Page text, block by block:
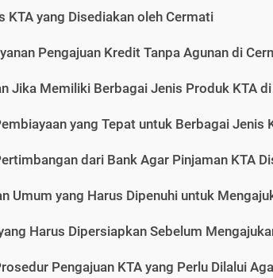
KTA yang Disediakan oleh Cermati
Pengajuan Kredit Tanpa Agunan di
Jika Memiliki Berbagai Jenis Produk KTA
yang Tepat untuk Berbagai Jenis
dari Bank Agar Pinjaman KTA
Umum yang Harus Dipenuhi untuk
Harus Dipersiapkan Sebelum
Pengajuan KTA yang Perlu Dilalui